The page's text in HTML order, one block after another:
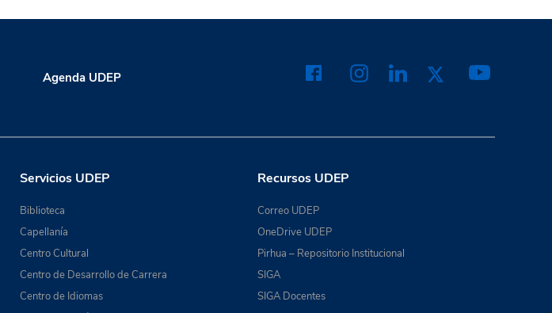
Agenda UDEP
Servicios UDEP
Biblioteca
Capellanía
Centro Cultural
Centro de Desarrollo de Carrera
Centro de Idiomas
Recursos UDEP
Correo UDEP
OneDrive UDEP
Pirhua – Repositorio Institucional
SIGA
SIGA Docentes